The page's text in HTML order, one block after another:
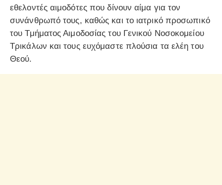
εθελοντές αιμοδότες που δίνουν αίμα για τον
συνάνθρωπό τους, καθώς και το ιατρικό προσωπικό
του Τμήματος Αιμοδοσίας του Γενικού Νοσοκομείου
Τρικάλων και τους ευχόμαστε πλούσια τα ελέη του
Θεού.